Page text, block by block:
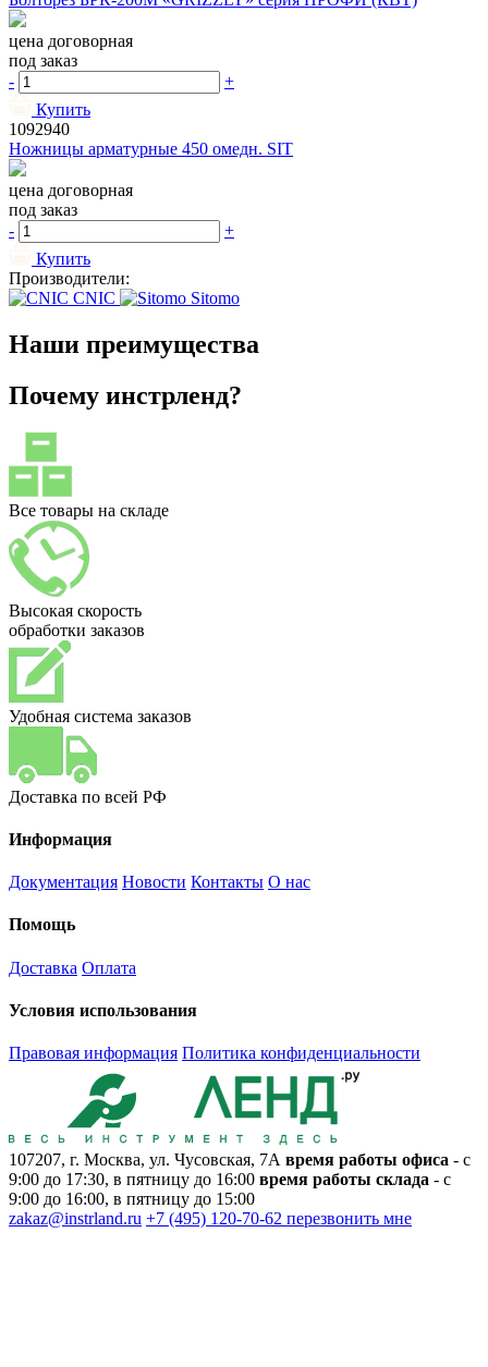
цена договорная
под заказ
-
+
Купить
1092940
Ножницы арматурные 450 омедн. SIT
цена договорная
под заказ
-
+
Купить
Производители:
CNIC
Sitomo
Наши преимущества
Почему инстрленд?
Все товары на складе
Высокая скорость
обработки заказов
Удобная система заказов
Доставка по всей РФ
Информация
Документация Новости Контакты О нас
Помощь
Доставка Оплата
Условия использования
Правовая информация Политика конфиденциальности
107207, г. Москва, ул. Чусовская, 7А время работы офиса - с
9:00 до 17:30, в пятницу до 16:00 время работы склада - с
9:00 до 16:00, в пятницу до 15:00
zakaz@instrland.ru +7 (495) 120-70-62 перезвонить мне